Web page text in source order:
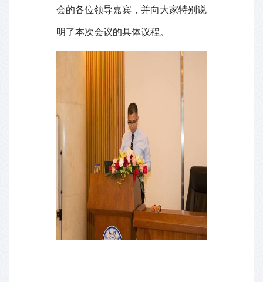
会的各位领导嘉宾，并向大家特别说
明了本次会议的具体议程。